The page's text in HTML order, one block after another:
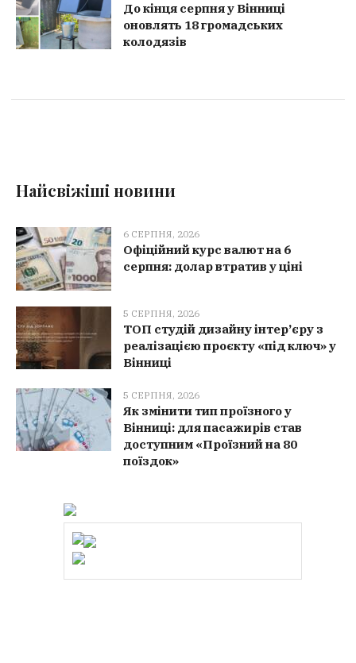
До кінця серпня у Вінниці
оновлять 18 громадських
колодязів
Найсвіжіші новини
6 СЕРПНЯ, 2026
Офіційний курс валют на 6
серпня: долар втратив у ціні
5 СЕРПНЯ, 2026
ТОП студій дизайну інтер’єру з
реалізацією проєкту «під ключ» у
Вінниці
5 СЕРПНЯ, 2026
Як змінити тип проїзного у
Вінниці: для пасажирів став
доступним «Проїзний на 80
поїздок»